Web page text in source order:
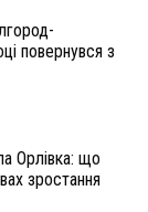
повернувся з
Орлівка: що
зростання